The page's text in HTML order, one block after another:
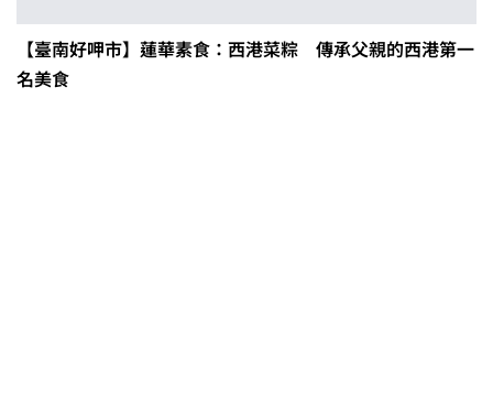
【臺南好呷市】蓮華素食：西港菜粽 傳承父親的西港第一
名美食